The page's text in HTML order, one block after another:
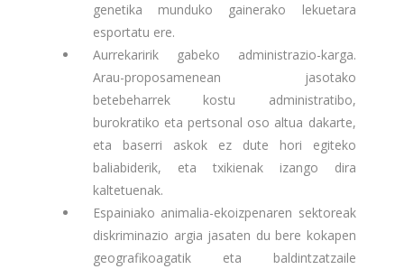
genetika munduko gainerako lekuetara
esportatu ere.
Aurrekaririk gabeko administrazio-karga.
Arau-proposamenean jasotako
betebeharrek kostu administratibo,
burokratiko eta pertsonal oso altua dakarte,
eta baserri askok ez dute hori egiteko
baliabiderik, eta txikienak izango dira
kaltetuenak.
Espainiako animalia-ekoizpenaren sektoreak
diskriminazio argia jasaten du bere kokapen
geografikoagatik eta baldintzatzaile